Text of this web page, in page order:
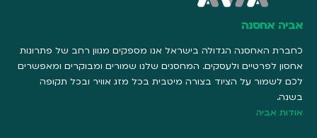
אביה אחסנה
כחברת האחסנה הגדולה בישראל אנו מספקים מגוון רחב של פתרונות
אחסון לפרטיים ולעסקים. המחסנים שלנו שמורים ומבוקרים ומאפשרים
לכם לשמור על הציוד בצורה מיטבית בכל מזג אוויר ובכל תקופה
בשנה.
אודות אביה